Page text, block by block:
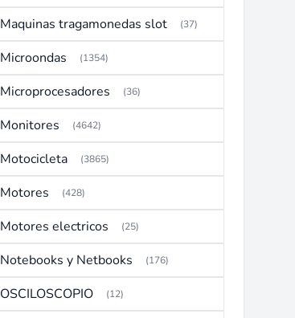
Maquinas tragamonedas slot (37)
Microondas (1354)
Microprocesadores (36)
Monitores (4642)
Motocicleta (3865)
Motores (428)
Motores electricos (25)
Notebooks y Netbooks (176)
OSCILOSCOPIO (12)